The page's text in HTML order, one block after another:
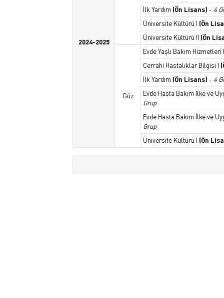
2024-2025
İlk Yardım (Ön Lisans) - 4
Üniversite Kültürü I (Ön
Üniversite Kültürü II (Ön
Güz
Evde Yaşlı Bakım Hizmetleri
Cerrahi Hastalıklar Bilgisi I
İlk Yardım (Ön Lisans) - 4
Evde Hasta Bakım İlke ve
Grup
Evde Hasta Bakım İlke ve
Grup
Üniversite Kültürü I (Ön